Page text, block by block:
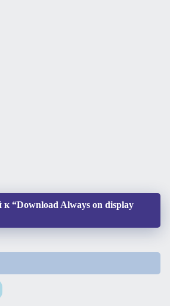
“Download Always on display